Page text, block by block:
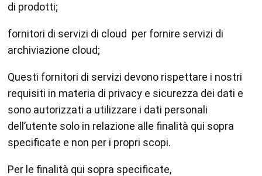
di prodotti;
fornitori di servizi di cloud per fornire servizi di
archiviazione cloud;
Questi fornitori di servizi devono rispettare i nostri
requisiti in materia di privacy e sicurezza dei dati e
sono autorizzati a utilizzare i dati personali
dell’utente solo in relazione alle finalità qui sopra
specificate e non per i propri scopi.
Per le finalità qui sopra specificate,